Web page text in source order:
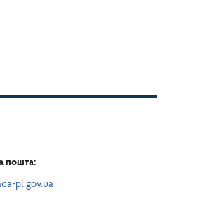
пошта:
pl.gov.ua